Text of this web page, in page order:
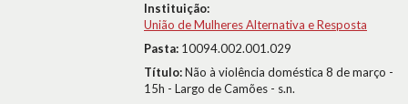
Instituição:
União de Mulheres Alternativa e Resposta
Pasta: 10094.002.001.029
Título:Não à violência doméstica 8 de março -
15h - Largo de Camões - s.n.